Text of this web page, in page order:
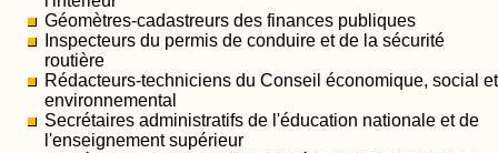
Géomètres-cadastreurs des finances publiques
Inspecteurs du permis de conduire et de la sécurité
routière
Rédacteurs-techniciens du Conseil économique, social et
environnemental
Secrétaires administratifs de l'éducation nationale et de
l'enseignement supérieur